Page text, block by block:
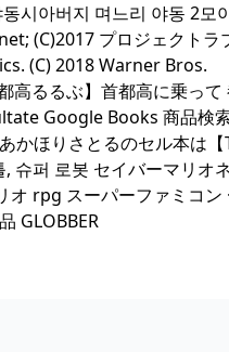
시아버지 며느리 야동 2모
(C)2017 プロジェクトラ
(C) 2018 Warner Bros.
高るるぶ】首都高に乗って
Google Books 商品検
かほりさとるのセル本は【
슈퍼 로봇 セイバーマリオ
rpg スーパーファミコン
GLOBBER